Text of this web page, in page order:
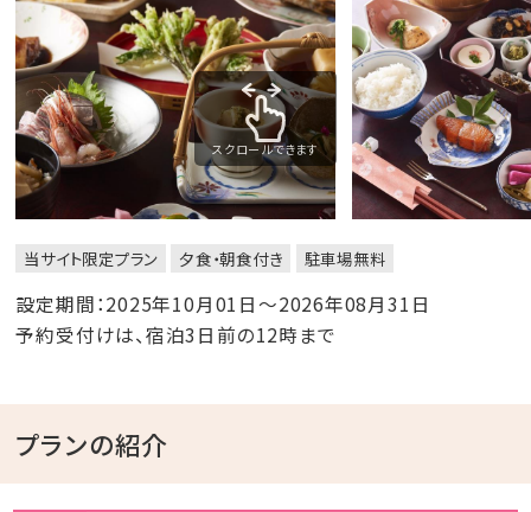
スクロールできます
当サイト限定プラン 夕食・朝食付き 駐車場無料
設定期間：2025年10月01日～2026年08月31日
予約受付けは、宿泊3日前の12時まで
プランの紹介